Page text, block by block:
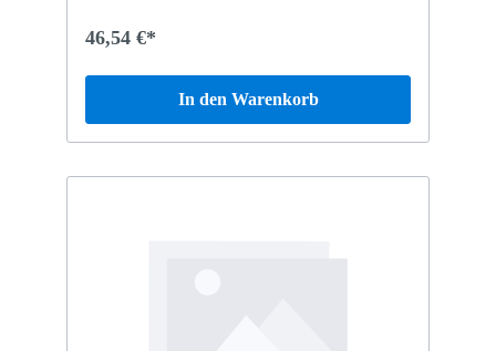
46,54 €*
In den Warenkorb